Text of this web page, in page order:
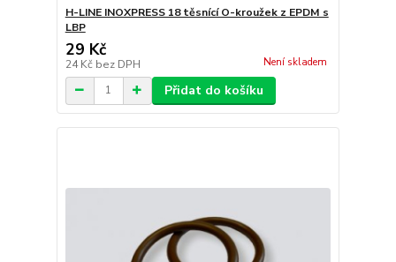
H-LINE INOXPRESS 18 těsnící O-kroužek z EPDM s
LBP
29 Kč
24 Kč bez DPH Není skladem
Přidat do košíku